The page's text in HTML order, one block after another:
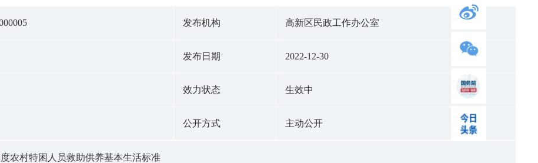
发布机构 高新区民政工作办公室
发布日期 2022-12-30
效力状态 生效中
公开方式 主动公开
农村特困人员救助供养基本生活标准